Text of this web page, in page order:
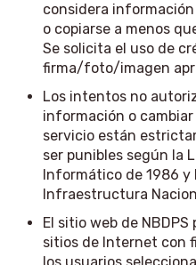
considera
o copiarse a menos
Se solicita el uso de
firma/foto/imagen
Los intentos no
información o
servicio están
ser punibles según la
Informático de 1986 y
Infraestructura
El sitio web de
sitios de Internet con